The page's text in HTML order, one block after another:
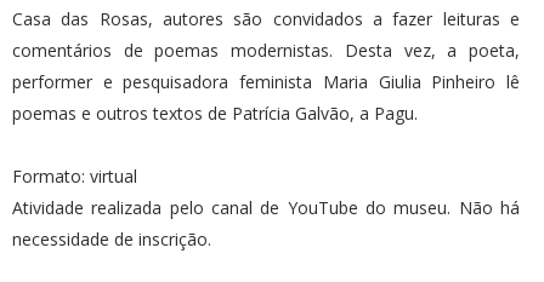
Casa das Rosas, autores são convidados a fazer leituras e
comentários de poemas modernistas. Desta vez, a poeta,
performer e pesquisadora feminista Maria Giulia Pinheiro lê
poemas e outros textos de Patrícia Galvão, a Pagu.
Formato: virtual
Atividade realizada pelo canal de YouTube do museu. Não há
necessidade de inscrição.